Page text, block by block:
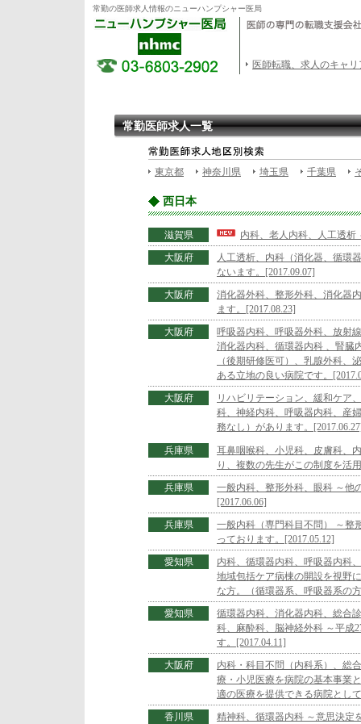
常勤の医師求人情報のニューハンプシャー医局
医師転職、求人のキャ
常勤医師求人一覧
東京都 神奈川県 埼玉県 千葉県
西日本
滋賀県 内科、老人内科、人工透析
大阪府
人工透析、内科（消化器、循環
ないます。[2017.09.07]
大阪府
消化器外科、整形外科、消化器
ます。[2017.08.23]
大阪府
呼吸器内科、呼吸器外科、放射
消化器内科、循環器内科 、腎臓
（後期研修医可）、乳腺外科、
ある立地の良い病院です。
大阪府
リハビリテーション、緩和ケア
科、神経内科、呼吸器内科、産
務なし）があります。
兵庫県
耳鼻咽喉科、小児科、皮膚科、
り、複数の先生がこの制度を活
兵庫県
一般内科、整形外科、眼科 ～他
[2017.06.06]
兵庫県
一般内科（専門科目不問） ～整
っております。[2017.05.12]
愛知県
内科、循環器内科、呼吸器内科
地域包括ケア病棟の開設を視野
な方。（循環器系、呼吸器系の
愛知県
循環器内科、消化器内科、総合
科、麻酔科、脳神経外科 ～平成
す。[2017.04.11]
大阪府
内科・科目不問（内科系）、総
療・小児医療を病院の基本事業
適の医療を提供できる病院とし
香川県
精神科、循環器内科 ～意思決定